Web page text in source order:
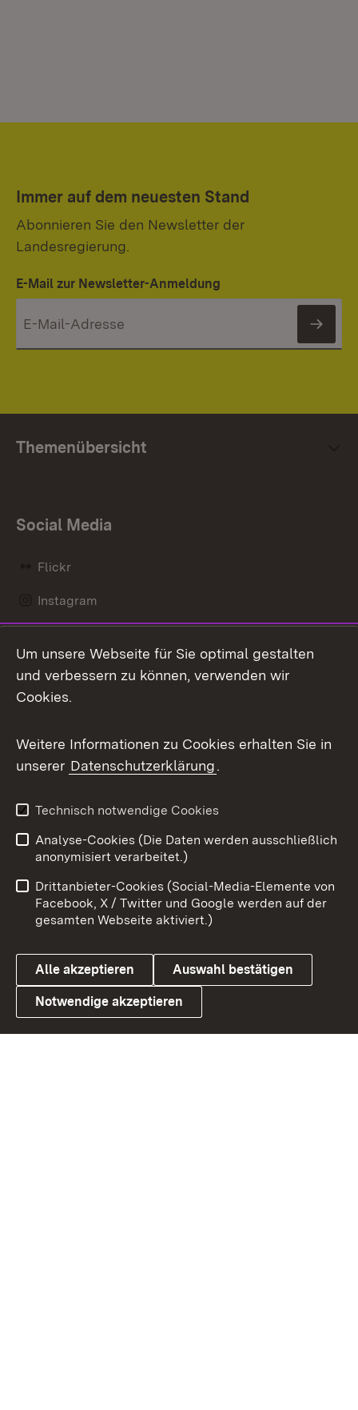
Immer auf dem neuesten Stand
Abonnieren Sie den Newsletter der
Landesregierung.
E-Mail zur Newsletter-Anmeldung
Themenübersicht
Social Media
Flickr
Instagram
Mastodon
Messenger
Social Wall
X / Twitter
Youtube
Link zum Landesportal
Benutzungshinweise
Barrierefreiheit
Datenschutz
Cookies
Um unsere Webseite für Sie optimal gestalten
und verbessern zu können, verwenden wir
Cookies.
Weitere Informationen zu Cookies erhalten Sie in
unserer Datenschutzerklärung.
Technisch notwendige Cookies
Analyse-Cookies (Die Daten werden ausschließlich
anonymisiert verarbeitet.)
Drittanbieter-Cookies (Social-Media-Elemente von
Facebook, X / Twitter und Google werden auf der
gesamten Webseite aktiviert.)
Alle akzeptieren Auswahl bestätigen
Notwendige akzeptieren